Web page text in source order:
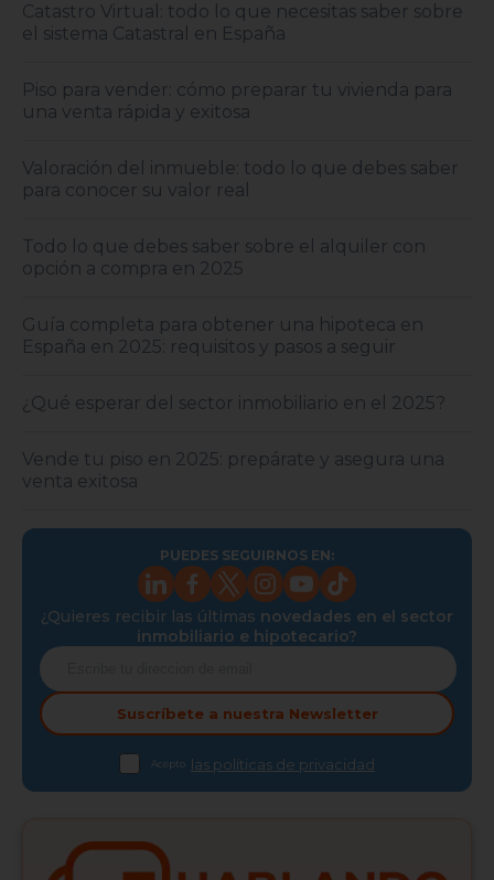
Catastro Virtual: todo lo que necesitas saber sobre
el sistema Catastral en España
Piso para vender: cómo preparar tu vivienda para
una venta rápida y exitosa
Valoración del inmueble: todo lo que debes saber
para conocer su valor real
Todo lo que debes saber sobre el alquiler con
opción a compra en 2025
Guía completa para obtener una hipoteca en
España en 2025: requisitos y pasos a seguir
¿Qué esperar del sector inmobiliario en el 2025?
Vende tu piso en 2025: prepárate y asegura una
venta exitosa
PUEDES SEGUIRNOS EN:
¿Quieres recibir las últimas novedades en el sector
inmobiliario e hipotecario?
Suscríbete a nuestra Newsletter
Acepto las políticas de privacidad